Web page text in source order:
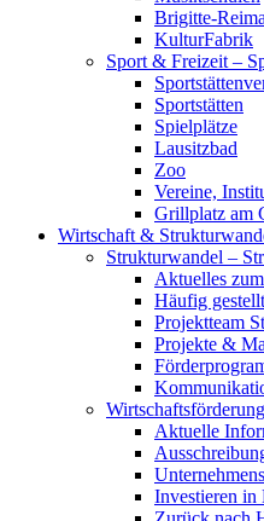
Brigitte-
KulturFabrik
Sport & Freizeit –
Sportstätten
Spielplätze
Lausitzbad
Zoo
Vereine,
Grillplatz am
Wirtschaft &
Strukturwandel –
Aktuelles
Häufig
Projektteam
Projekte &
Aktuelle
Investieren in